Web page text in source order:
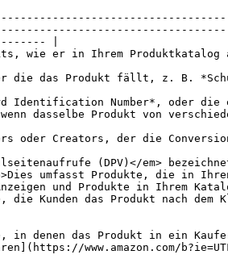
|
er in Ihrem Produktkatalog
das Produkt fällt, z. B.
Number*, oder die
dasselbe Produkt von
der die Conversion
(DPV)</em>
umfasst Produkte, die in
Anzeigen und Produkte in Ihrem
Kunden das Produkt nach
das Produkt in ein
www.amazon.com/